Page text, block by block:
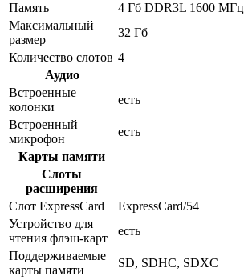
Память
4 Гб DDR3L 1600 МГц
Максимальный
размер
32 Гб
Количество слотов 4
Аудио
Встроенные
колонки
есть
Встроенный
микрофон
есть
Карты памяти
Слоты
расширения
Слот ExpressCard
ExpressCard/54
Устройство для
чтения флэш-карт
есть
Поддерживаемые
карты памяти
SD, SDHC, SDXC